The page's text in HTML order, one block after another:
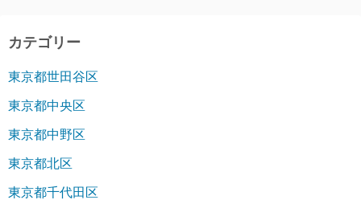
カテゴリー
東京都世田谷区
東京都中央区
東京都中野区
東京都北区
東京都千代田区